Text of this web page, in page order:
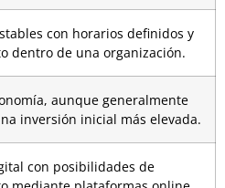
con horarios definidos y
dentro de una organización.
aunque generalmente
inversión inicial más elevada.
con posibilidades de